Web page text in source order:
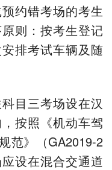
约错考场的考生
则：按考生登记
排考试车辆及随
目三考场设在汉
按照《机动车驾
范》（GA2019-2
设在混合交通道